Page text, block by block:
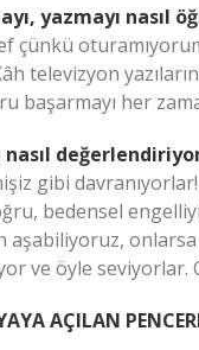
yazmayı nasıl
çünkü
televizyon
başarmayı her
gibi
bedensel
onlarsa
ve öyle seviyorlar.
AÇILAN